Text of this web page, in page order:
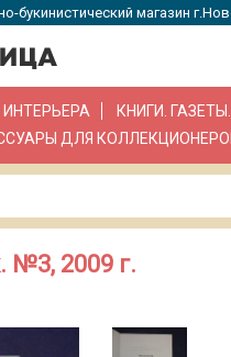
букинистический магазин
КНИГИ.
ДЛЯ
№3, 2009 г.